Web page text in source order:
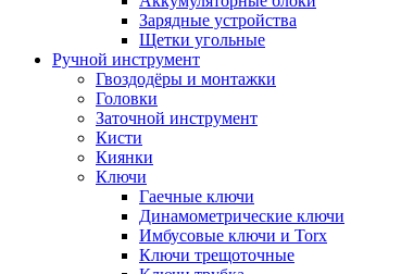
Зарядные устройства
Щетки угольные
Ручной инструмент
Гвоздодёры и монтажки
Головки
Заточной инструмент
Кисти
Киянки
Ключи
Гаечные ключи
Динамометрические ключи
Имбусовые ключи и Torx
Ключи трещоточные